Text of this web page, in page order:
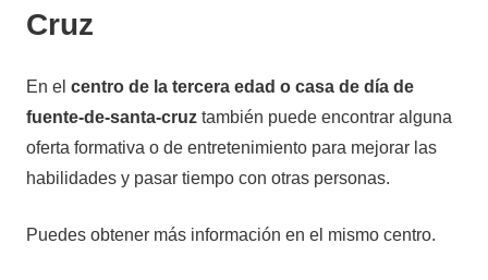
Cruz
En el centro de la tercera edad o casa de día de
fuente-de-santa-cruz también puede encontrar alguna
oferta formativa o de entretenimiento para mejorar las
habilidades y pasar tiempo con otras personas.
Puedes obtener más información en el mismo centro.